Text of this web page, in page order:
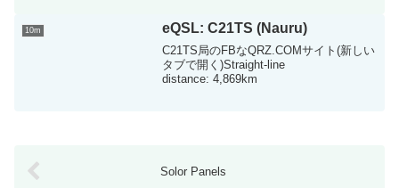
10m eQSL: C21TS (Nauru)
C21TS局のFBなQRZ.COMサイト(新しい
タブで開く)Straight-line
distance: 4,869km
Solor Panels